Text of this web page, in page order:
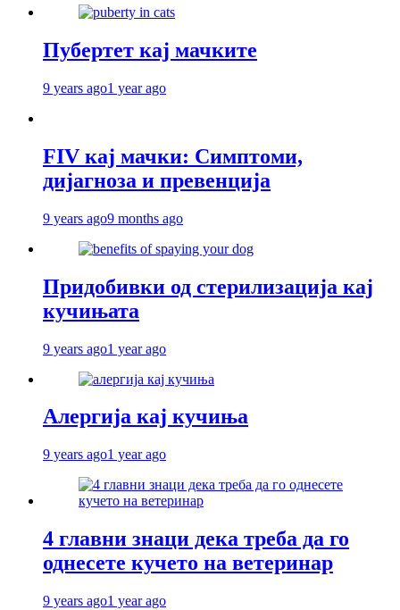
Пубертет кај мачките
9 years ago1 year ago
FIV кај мачки: Симптоми,
дијагноза и превенција
9 years ago9 months ago
Придобивки од стерилизација кај
кучињата
9 years ago1 year ago
Алергија кај кучиња
9 years ago1 year ago
4 главни знаци дека треба да го
однесете кучето на ветеринар
9 years ago1 year ago